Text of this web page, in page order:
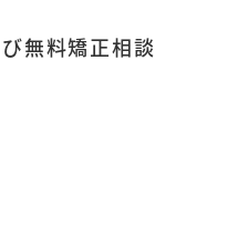
無料矯正相談